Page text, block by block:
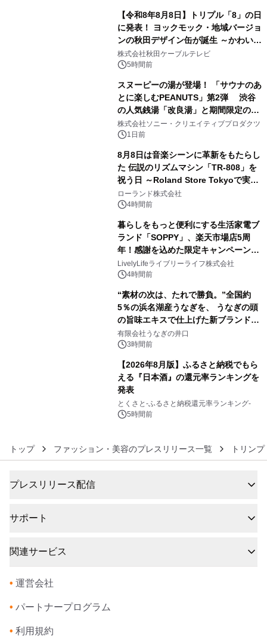
【令和8年8月8日】トリプル「8」の日
に発表！ ヨックモック・地域バージョ
ンの秋田デザイン缶が誕生 ～かわいい
秋田犬の子犬と秋田の四季と名所を巡
るパッケージ～ 9月1日(火)秋田県内で
株式会社秋田ケーブルテレビ
5時間前
スヌーピーの湯が登場！ 「サウナのあ
とに楽しむPEANUTS」第2弾 渋谷
の人気銭湯「改良湯」と期間限定のコ
ラボレーション サウナイキタイコラ
ボグッズも発売決定！
株式会社ソニー・クリエイティブプロダクツ
1日前
8月8日は音楽シーンに革新をもたらし
た 伝説のリズムマシン「TR-808」を
祝う日 ～Roland Store Tokyoで実機
を展示しての 記念キャンペーンを開
催 英国ラジオ「NTS」の 特別プログ
ラムや、「TR-808」を愛する伝説的
アーティストを フィーチャーしたアニ
メーションを公開～
ローランド株式会社
4時間前
暮らしをもっと便利にする生活家電ブ
ランド「SOPPY」、楽天市場店5周
年！感謝を込めた限定キャンペーンを
8月10日より開催
LivelyLifeライブリーライフ株式会社
4時間前
“素材の次は、たれで勝負。”全国約
5％の浜名湖産うなぎを、 うなぎの頭
の旨味エキスで仕上げた新ブランド
「井口の誉」誕生
有限会社うなぎの井口
3時間前
【2026年8月版】ふるさと納税でもら
える『日本酒』の還元率ランキングを
発表
とくさと-ふるさと納税還元率ランキング-
5時間前
トップ ファッション・美容のプレスリリース一覧 トリン
プレスリリース配信
サポート
関連サービス
• 運営会社
• パートナープログラム
• 利用規約